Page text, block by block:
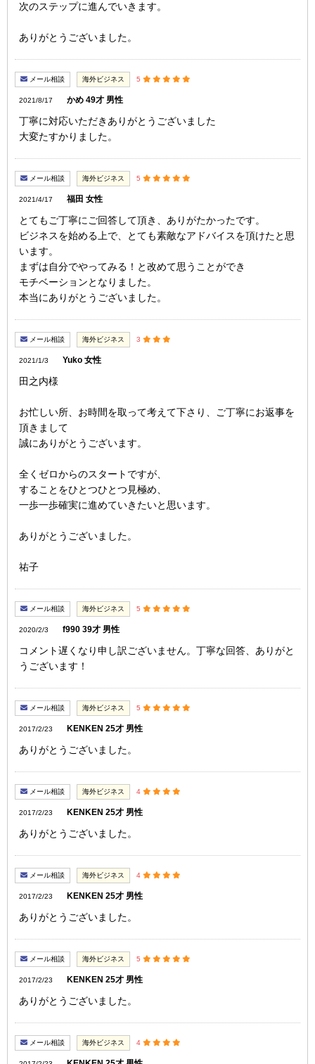
次のステップに進んでいきます。
ありがとうございました。
メール相談 海外ビジネス 5
2021/8/17 かめ 49才 男性
丁寧に対応いただきありがとうございました
大変たすかりました。
メール相談 海外ビジネス 5
2021/4/17 福田 女性
とてもご丁寧にご回答して頂き、ありがたかったです。
ビジネスを始める上で、とても素敵なアドバイスを頂けたと思
います。
まずは自分でやってみる！と改めて思うことができ
モチベーションとなりました。
本当にありがとうございました。
メール相談 海外ビジネス 3
2021/1/3 Yuko 女性
田之内様
お忙しい所、お時間を取って考えて下さり、ご丁寧にお返事を
頂きまして
誠にありがとうございます。
全くゼロからのスタートですが、
することをひとつひとつ見極め、
一歩一歩確実に進めていきたいと思います。
ありがとうございました。
祐子
メール相談 海外ビジネス 5
2020/2/3 f990 39才 男性
コメント遅くなり申し訳ございません。丁寧な回答、ありがと
うございます！
メール相談 海外ビジネス 5
2017/2/23 KENKEN 25才 男性
ありがとうございました。
メール相談 海外ビジネス 4
2017/2/23 KENKEN 25才 男性
ありがとうございました。
メール相談 海外ビジネス 4
2017/2/23 KENKEN 25才 男性
ありがとうございました。
メール相談 海外ビジネス 5
2017/2/23 KENKEN 25才 男性
ありがとうございました。
メール相談 海外ビジネス 4